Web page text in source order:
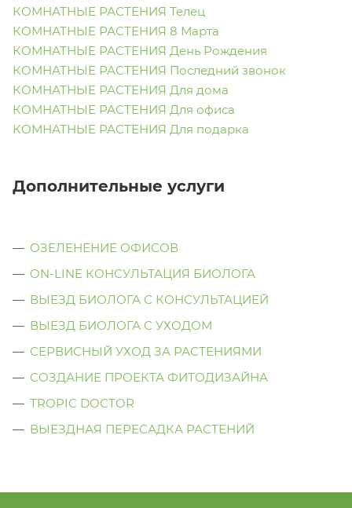
КОМНАТНЫЕ РАСТЕНИЯ Телец
КОМНАТНЫЕ РАСТЕНИЯ 8 Марта
КОМНАТНЫЕ РАСТЕНИЯ День Рождения
КОМНАТНЫЕ РАСТЕНИЯ Последний звонок
КОМНАТНЫЕ РАСТЕНИЯ Для дома
КОМНАТНЫЕ РАСТЕНИЯ Для офиса
КОМНАТНЫЕ РАСТЕНИЯ Для подарка
Дополнительные услуги
ОЗЕЛЕНЕНИЕ ОФИСОВ
ON-LINE КОНСУЛЬТАЦИЯ БИОЛОГА
ВЫЕЗД БИОЛОГА С КОНСУЛЬТАЦИЕЙ
ВЫЕЗД БИОЛОГА C УХОДОМ
СЕРВИСНЫЙ УХОД ЗА РАСТЕНИЯМИ
СОЗДАНИЕ ПРОЕКТА ФИТОДИЗАЙНА
TROPIC DOCTOR
ВЫЕЗДНАЯ ПЕРЕСАДКА РАСТЕНИЙ